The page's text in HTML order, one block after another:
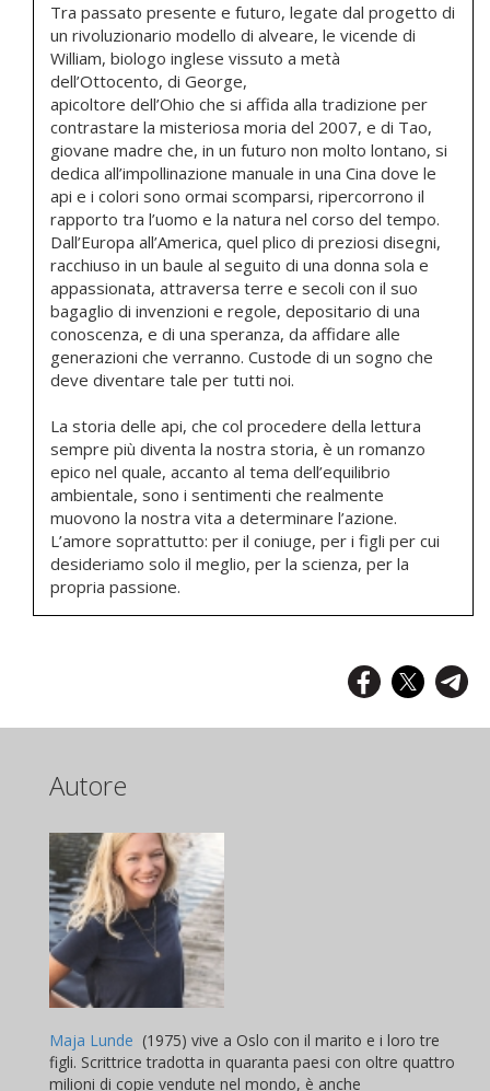
Tra passato presente e futuro, legate dal progetto di
un rivoluzionario modello di alveare, le vicende di
William, biologo inglese vissuto a metà
dell’Ottocento, di George,
apicoltore dell’Ohio che si affida alla tradizione per
contrastare la misteriosa moria del 2007, e di Tao,
giovane madre che, in un futuro non molto lontano, si
dedica all’impollinazione manuale in una Cina dove le
api e i colori sono ormai scomparsi, ripercorrono il
rapporto tra l’uomo e la natura nel corso del tempo.
Dall’Europa all’America, quel plico di preziosi disegni,
racchiuso in un baule al seguito di una donna sola e
appassionata, attraversa terre e secoli con il suo
bagaglio di invenzioni e regole, depositario di una
conoscenza, e di una speranza, da affidare alle
generazioni che verranno. Custode di un sogno che
deve diventare tale per tutti noi.
La storia delle api, che col procedere della lettura
sempre più diventa la nostra storia, è un romanzo
epico nel quale, accanto al tema dell’equilibrio
ambientale, sono i sentimenti che realmente
muovono la nostra vita a determinare l’azione.
L’amore soprattutto: per il coniuge, per i figli per cui
desideriamo solo il meglio, per la scienza, per la
propria passione.
Autore
Maja Lunde (1975) vive a Oslo con il marito e i loro tre
figli. Scrittrice tradotta in quaranta paesi con oltre quattro
milioni di copie vendute nel mondo, è anche